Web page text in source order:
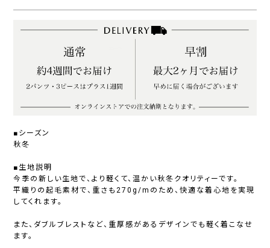
■シーズン
秋冬
■生地説明
今季の新しい生地で、より軽くて、温かい秋冬クオリティーです。
平織りの起毛素材で、重さも270g/mのため、快適な着心地を実現
してくれます。
また、ダブルブレストなど、重厚感があるデザインでも軽く着こなせ
ます。